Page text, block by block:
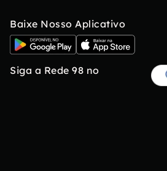
Baixe Nosso Aplicativo
Siga a Rede 98 no